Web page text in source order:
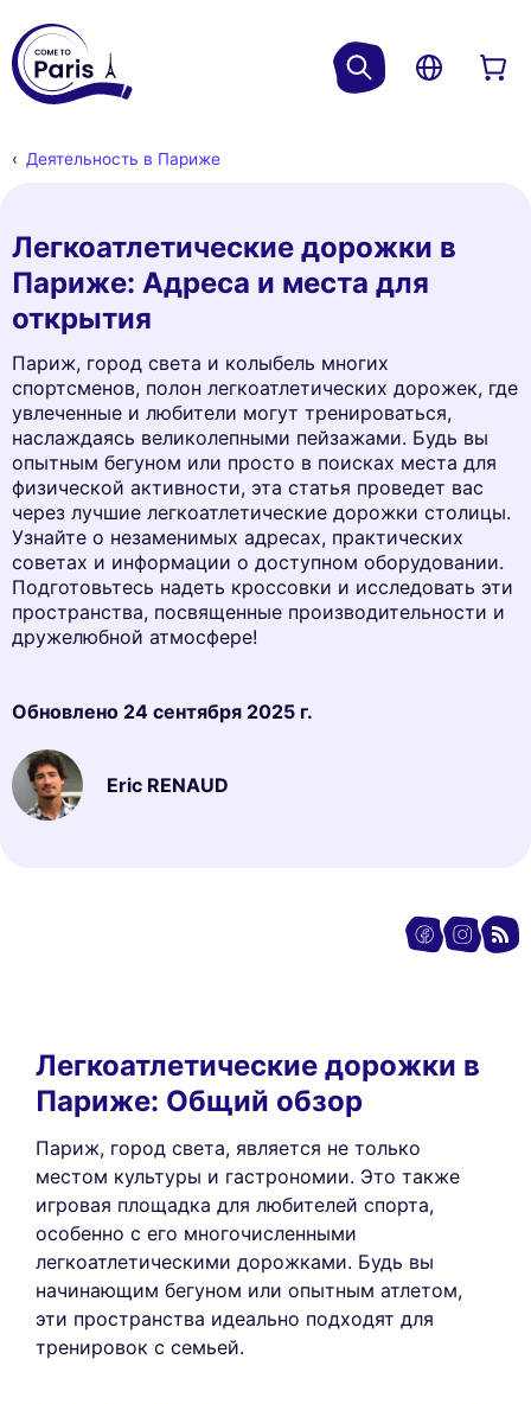
Деятельность в Париже
Легкоатлетические дорожки в
Париже: Адреса и места для
открытия
Париж, город света и колыбель многих
спортсменов, полон легкоатлетических дорожек, где
увлеченные и любители могут тренироваться,
наслаждаясь великолепными пейзажами. Будь вы
опытным бегуном или просто в поисках места для
физической активности, эта статья проведет вас
через лучшие легкоатлетические дорожки столицы.
Узнайте о незаменимых адресах, практических
советах и информации о доступном оборудовании.
Подготовьтесь надеть кроссовки и исследовать эти
пространства, посвященные производительности и
дружелюбной атмосфере!
Обновлено 24 сентября 2025 г.
Eric RENAUD
Легкоатлетические дорожки в
Париже: Общий обзор
Париж, город света, является не только
местом культуры и гастрономии. Это также
игровая площадка для любителей спорта,
особенно с его многочисленными
легкоатлетическими дорожками. Будь вы
начинающим бегуном или опытным атлетом,
эти пространства идеально подходят для
тренировок с семьей.